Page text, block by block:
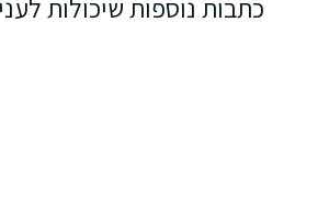
כתבות נוספות שיכולות